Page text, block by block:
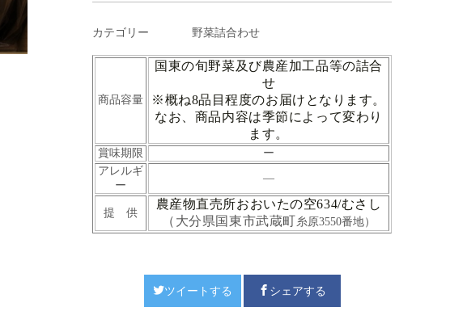
カテゴリー 野菜詰合わせ
商品容量
国東の旬野菜及び農産加工品等の詰合
せ
※概ね8品目程度のお届けとなります。
なお、商品内容は季節によって変わり
ます。
賞味期限 ー
アレルギ
ー
―
提 供
農産物直売所おおいたの空634/むさし
（大分県国東市武蔵町糸原3550番地）
ツイートする シェアする